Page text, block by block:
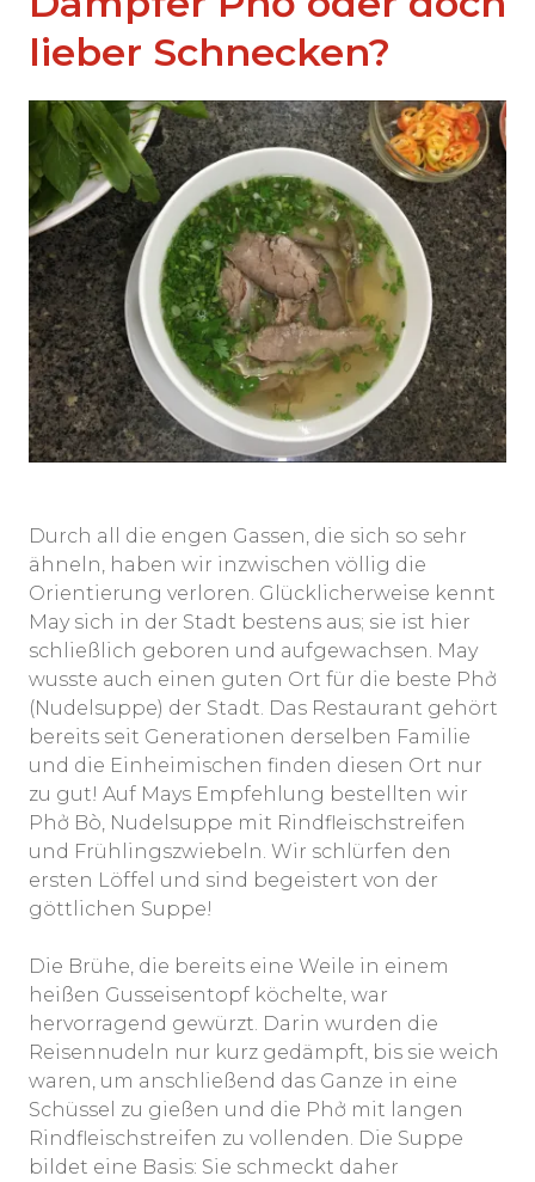
lieber Schnecken?
Durch all die engen Gassen, die sich so sehr
ähneln, haben wir inzwischen völlig die
Orientierung verloren. Glücklicherweise kennt
May sich in der Stadt bestens aus; sie ist hier
schließlich geboren und aufgewachsen. May
wusste auch einen guten Ort für die beste Phở
(Nudelsuppe) der Stadt. Das Restaurant gehört
bereits seit Generationen derselben Familie
und die Einheimischen finden diesen Ort nur
zu gut! Auf Mays Empfehlung bestellten wir
Phở Bò, Nudelsuppe mit Rindfleischstreifen
und Frühlingszwiebeln. Wir schlürfen den
ersten Löffel und sind begeistert von der
göttlichen Suppe!
Die Brühe, die bereits eine Weile in einem
heißen Gusseisentopf köchelte, war
hervorragend gewürzt. Darin wurden die
Reisennudeln nur kurz gedämpft, bis sie weich
waren, um anschließend das Ganze in eine
Schüssel zu gießen und die Phở mit langen
Rindfleischstreifen zu vollenden. Die Suppe
bildet eine Basis: Sie schmeckt daher